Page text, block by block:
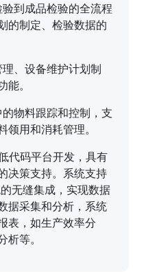
到成品检验的全流程
的制定、检验数据的
、设备维护计划制
。
物料跟踪和控制，支
用和消耗管理。
代码平台开发，具有
决策支持。系统支持
无缝集成，实现数据
据采集和分析，系统
表，如生产效率分
等。